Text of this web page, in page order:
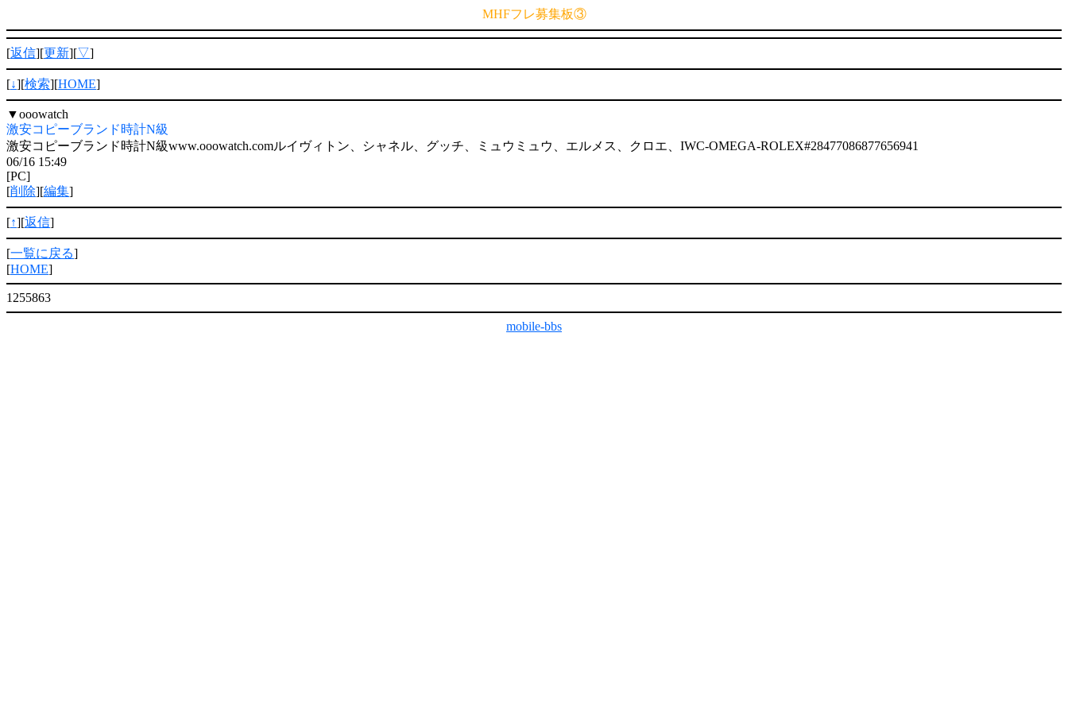
MHFフレ募集板③
[返信][更新][▽]
[↓][検索][HOME]
▼ooowatch
激安コピーブランド時計N級
激安コピーブランド時計N級www.ooowatch.comルイヴィトン、シャネル、グッチ、ミュウミュウ、エルメス、クロエ、IWC-OMEGA-ROLEX#28477086877656941
06/16 15:49
[PC]
[削除][編集]
[↑][返信]
[一覧に戻る]
[HOME]
1255863
mobile-bbs